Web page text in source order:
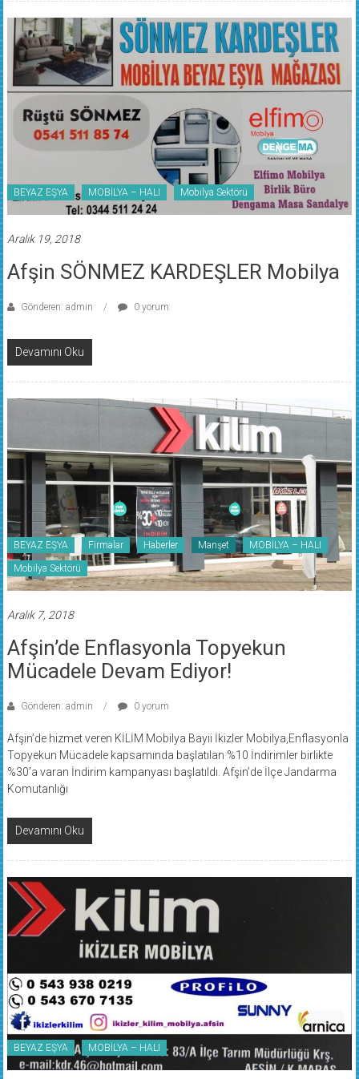
BEYAZ EŞYA MOBİLYA – HALI Mobilya Sektörü
Aralık 19, 2018
Afşin SÖNMEZ KARDEŞLER Mobilya
Gönderen: admin 0 yorum
Devamını Oku
BEYAZ EŞYA Firmalar Haberler Manşet MOBİLYA – HALI
Mobilya Sektörü
Aralık 7, 2018
Afşin’de Enflasyonla Topyekun
Mücadele Devam Ediyor!
Gönderen: admin 0 yorum
Afşin’de hizmet veren KİLİM Mobilya Bayii İkizler Mobilya,Enflasyonla
Topyekun Mücadele kapsamında başlatılan %10 İndirimler birlikte
%30’a varan İndirim kampanyası başlatıldı. Afşin’de İlçe Jandarma
Komutanlığı
Devamını Oku
BEYAZ EŞYA MOBİLYA – HALI